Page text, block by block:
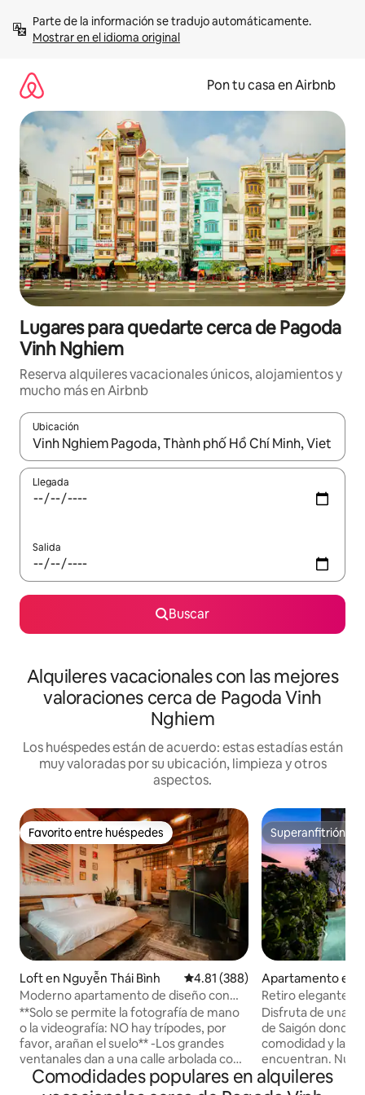
contenidoMostrar en el idioma original
Pon tu casa en Airbnb
Lugares para quedarte cerca de Pagoda
Vinh Nghiem
Reserva alquileres vacacionales únicos, alojamientos y
mucho más en Airbnb
Ubicación
Cuando los resultados estén disponibles, navega con las
Llegada
Salida
Buscar
Alquileres vacacionales con las mejores
valoraciones cerca de Pagoda Vinh
Nghiem
Los huéspedes están de acuerdo: estas estadías están
muy valoradas por su ubicación, limpieza y otros
aspectos.
Favorito entre huéspedes
Favorito entre huéspedes
Loft en Nguyễn Thái Bình Calificación promedio: 4.81 de
4.81 (388)
Moderno apartamento de diseño con
impresionantes detalles retro.
**Solo se permite la fotografía de mano
o la videografía: NO hay trípodes, por
favor, arañan el suelo** -Los grandes
ventanales dan a una calle arbolada con
tamarindo y al otro lado de la
arquitectura de la época colonial
Superanfitrión
Superanfitrión
Apartamento en
Retiro elegante |
con piscina
Disfruta de una
de Saigón donde
comodidad y la
encuentran.
apartamento
piscina privada
Comodidades populares en alquileres